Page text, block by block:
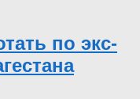
по экс-